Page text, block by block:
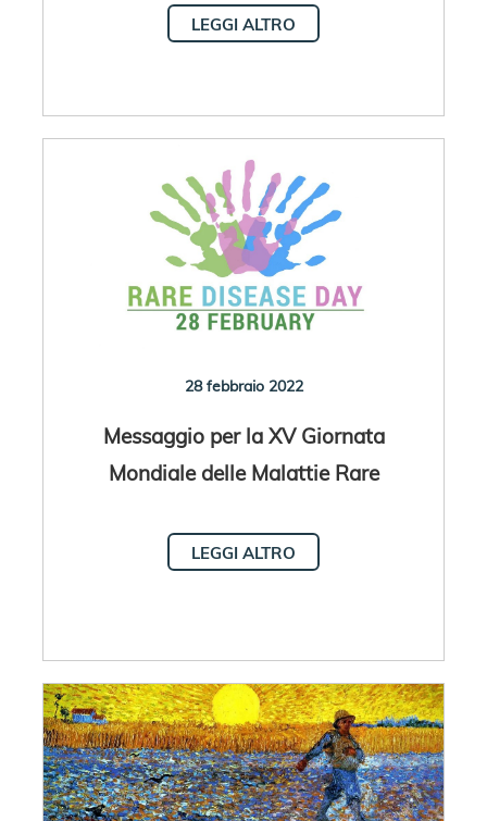
LEGGI ALTRO
28 febbraio 2022
Messaggio per la XV Giornata
Mondiale delle Malattie Rare
LEGGI ALTRO